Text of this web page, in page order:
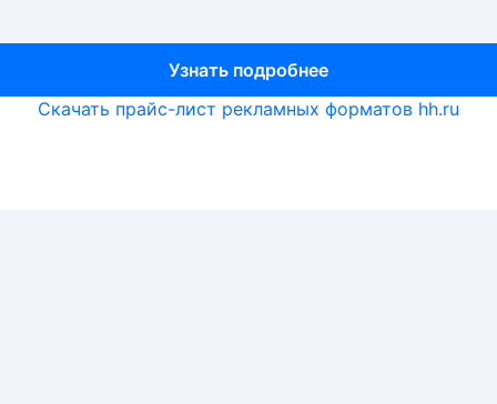
Узнать подробнее
Узнать подробнее
Скачать прайс-лист рекламных форматов hh.ru